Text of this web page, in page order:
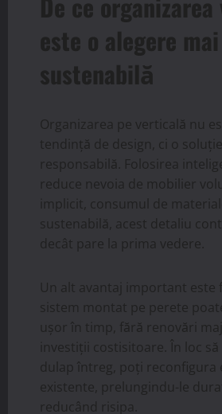
este o alegere mai
sustenabilă
Organizarea pe verticală nu
tendință de design, ci o
responsabilă. Folosirea
reduce nevoia de mobilier
implicit, consumul de
sustenabilă, acest detaliu
decât pare la prima vedere.
Un alt avantaj important este
sistem montat pe perete
ușor în timp, fără renovări
investiții costisitoare. În loc
dulap întreg, poți reconfigura
existente, prelungindu-le
reducând risipa.